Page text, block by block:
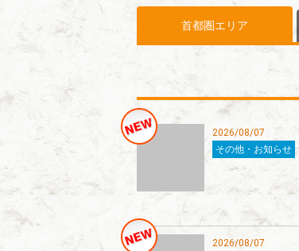
首都圏エリア
2026/08/07
その他・お知らせ
2026/08/07